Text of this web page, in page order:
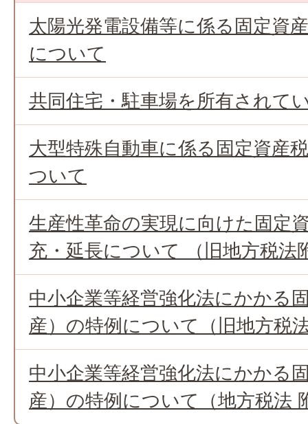
太陽光発電設備等に係る固定資
について
共同住宅・駐車場を所有されて
大型特殊自動車に係る固定資産
ついて
生産性革命の実現に向けた固定
充・延長について （旧地方税法
中小企業等経営強化法にかかる
産）の特例について（旧地方税
中小企業等経営強化法にかかる
産）の特例について（地方税法